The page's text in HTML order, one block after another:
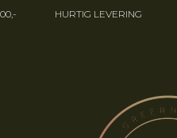
HURTIG LEVERING